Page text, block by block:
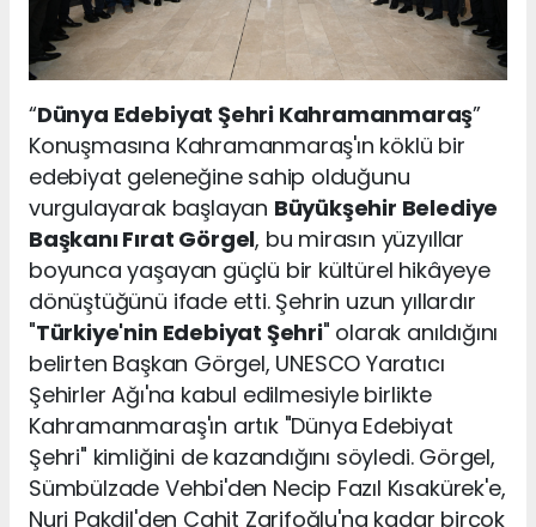
“Dünya Edebiyat Şehri Kahramanmaraş”
Konuşmasına Kahramanmaraş'ın köklü bir
edebiyat geleneğine sahip olduğunu
vurgulayarak başlayan Büyükşehir Belediye
Başkanı Fırat Görgel, bu mirasın yüzyıllar
boyunca yaşayan güçlü bir kültürel hikâyeye
dönüştüğünü ifade etti. Şehrin uzun yıllardır
"Türkiye'nin Edebiyat Şehri" olarak anıldığını
belirten Başkan Görgel, UNESCO Yaratıcı
Şehirler Ağı'na kabul edilmesiyle birlikte
Kahramanmaraş'ın artık "Dünya Edebiyat
Şehri" kimliğini de kazandığını söyledi. Görgel,
Sümbülzade Vehbi'den Necip Fazıl Kısakürek'e,
Nuri Pakdil'den Cahit Zarifoğlu'na kadar birçok